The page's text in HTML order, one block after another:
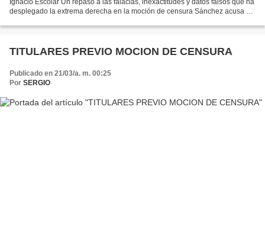
Ignacio Escolar Un repaso a las falacias, inexactitudes y datos falsos que ha
desplegado la extrema derecha en la moción de censura Sánchez acusa a
TITULARES PREVIO MOCION DE CENSURA
Publicado en 21/03/a. m. 00:25
Por SERGIO